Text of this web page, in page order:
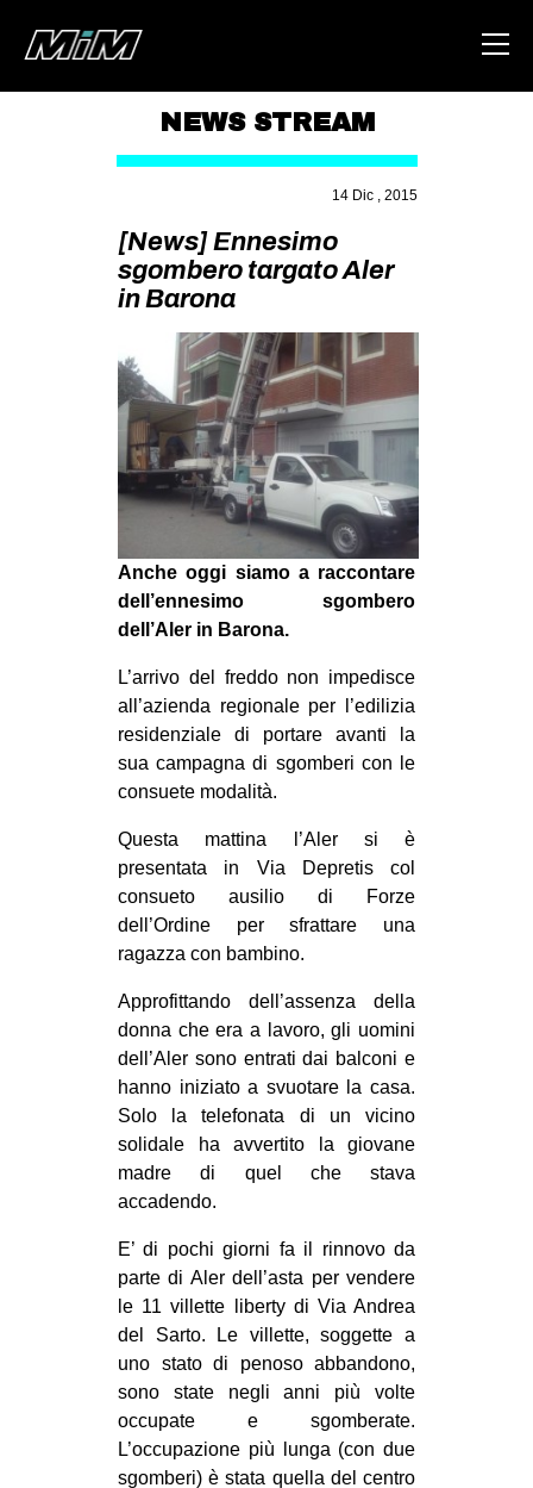
AREA
DEGENERAZIONE
GAZA FREESTYLE
CSOA LAMBRETTA
MSM
STUDENTI TSUNAMI
ZAM
MILANO
MOBILITAZIONI
SPAZI
SPORT POPOLARE
MOVIMENTI
AMBIENTE
ANTIFASCISMO
DIRITTO ALL’ABITARE
GENERI
MIGRAZIONI
PRECARIATO
REPRESSIONE
STUDENTI
CULTURE
CINEMA
MUSICA
RECENSIONI
INTERNAZIONALE
AFRICA
AMERICHE
ESTREMO ORIENTE
NEWS STREAM
14 Dic , 2015
[News] Ennesimo
sgombero targato Aler
in Barona
Anche oggi siamo a raccontare
dell’ennesimo sgombero
dell’Aler in Barona.
L’arrivo del freddo non impedisce
all’azienda regionale per l’edilizia
residenziale di portare avanti la
sua campagna di sgomberi con le
consuete modalità.
Questa mattina l’Aler si è
presentata in Via Depretis col
consueto ausilio di Forze
dell’Ordine per sfrattare una
ragazza con bambino.
Approfittando dell’assenza della
donna che era a lavoro, gli uomini
dell’Aler sono entrati dai balconi e
hanno iniziato a svuotare la casa.
Solo la telefonata di un vicino
solidale ha avvertito la giovane
madre di quel che stava
accadendo.
E’ di pochi giorni fa il rinnovo da
parte di Aler dell’asta per vendere
le 11 villette liberty di Via Andrea
del Sarto. Le villette, soggette a
uno stato di penoso abbandono,
sono state negli anni più volte
occupate e sgomberate.
L’occupazione più lunga (con due
sgomberi) è stata quella del centro